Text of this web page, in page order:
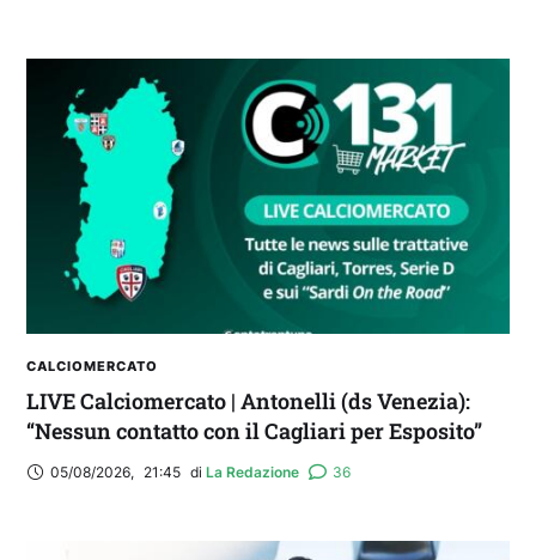
CALCIOMERCATO
LIVE Calciomercato | Antonelli (ds Venezia):
“Nessun contatto con il Cagliari per Esposito”
05/08/2026, 21:45 di La Redazione 36